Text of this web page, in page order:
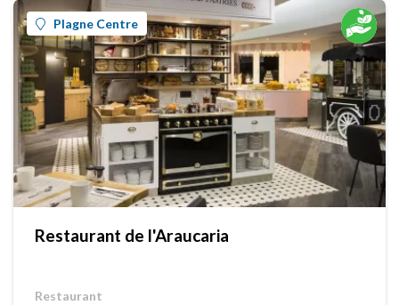
Plagne Centre
Restaurant de l'Araucaria
Restaurant